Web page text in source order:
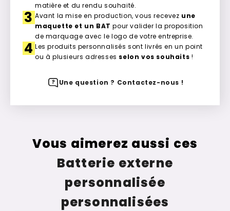
matière et du rendu souhaité.
3Avant la mise en production, vous recevez une
maquette et un BAT pour valider la proposition
de marquage avec le logo de votre entreprise.
4Les produits personnalisés sont livrés en un point
ou à plusieurs adresses selon vos souhaits !
Une question ? Contactez-nous !
Vous aimerez aussi ces
Batterie externe
personnalisée
personnalisées